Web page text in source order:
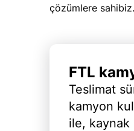
çözümlere sahibiz.
FTL
Teslimat
kamyon
ile, kaynak